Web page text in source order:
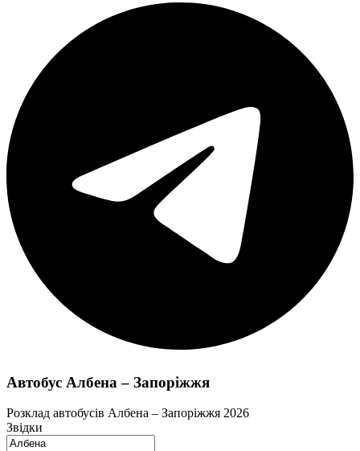
Автобус Албена – Запоріжжя
Розклад автобусів Албена – Запоріжжя 2026
Звідки